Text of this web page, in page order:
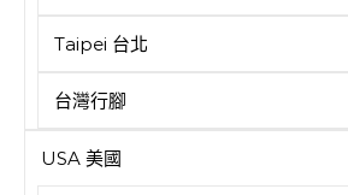
Taipei 台北
台灣行腳
USA 美國